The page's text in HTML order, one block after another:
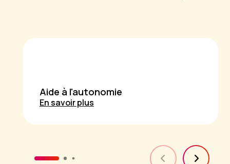
Aide à l'autonomie
En savoir plus